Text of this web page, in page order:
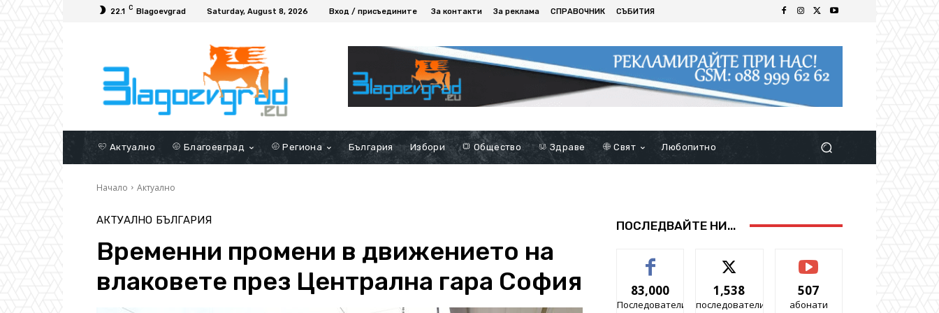
22.1 C Blagoevgrad Saturday, August 8, 2026 Вход / присъедините За контакти За реклама СПРАВОЧНИК СЪБИТИЯ
Актуално Благоевград Региона България Избори Общество Здраве Свят Любопитно
Начало Актуално
АКТУАЛНО БЪЛГАРИЯ
Временни промени в движението на
влаковете през Централна гара София
ПОСЛЕДВАЙТЕ НИ...
83,000
Последователи
1,538
последователи
507
абонати